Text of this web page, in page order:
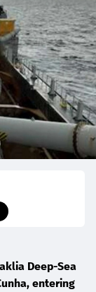
Deep-Sea
entering